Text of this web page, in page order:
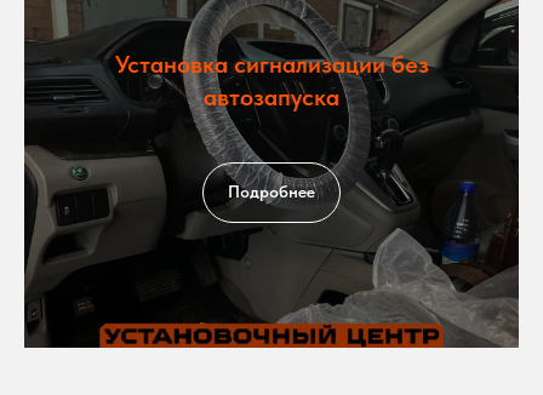
Установка сигнализации без
автозапуска
Подробнее